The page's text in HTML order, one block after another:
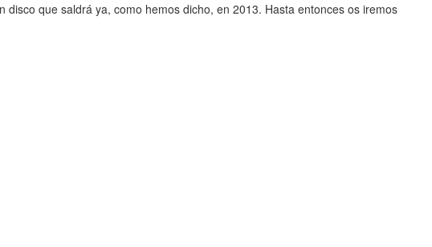
que saldrá ya, como hemos dicho, en 2013. Hasta entonces os iremos